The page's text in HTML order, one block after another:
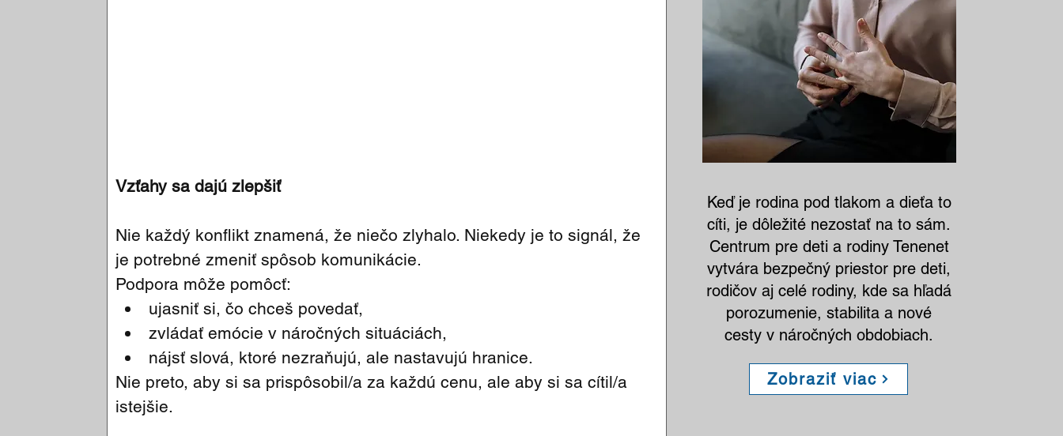
Vzťahy sa dajú zlepšiť
Nie každý konflikt znamená, že niečo zlyhalo. Niekedy je to signál, že
je potrebné zmeniť spôsob komunikácie.
Podpora môže pomôcť:
ujasniť si, čo chceš povedať,
zvládať emócie v náročných situáciách,
nájsť slová, ktoré nezraňujú, ale nastavujú hranice.
Nie preto, aby si sa prispôsobil/a za každú cenu, ale aby si sa cítil/a
istejšie.
Keď je rodina pod tlakom a dieťa to
cíti, je dôležité nezostať na to sám.
Centrum pre deti a rodiny Tenenet
vytvára bezpečný priestor pre deti,
rodičov aj celé rodiny, kde sa hľadá
porozumenie, stabilita a nové
cesty v náročných obdobiach.
Zobraziť viac